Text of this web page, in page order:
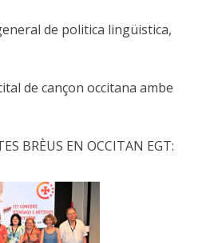
de politica lingüistica,
de cançon occitana ambe
BRÈUS EN OCCITAN EGT: